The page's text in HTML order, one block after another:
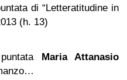
di “Letteratitudine in
(h. 13)
Maria Attanasio